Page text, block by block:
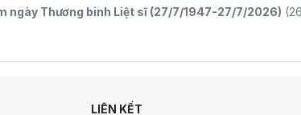
ngày Thương binh Liệt sĩ (27/7/1947-27/7/2026)
LIÊN KẾT